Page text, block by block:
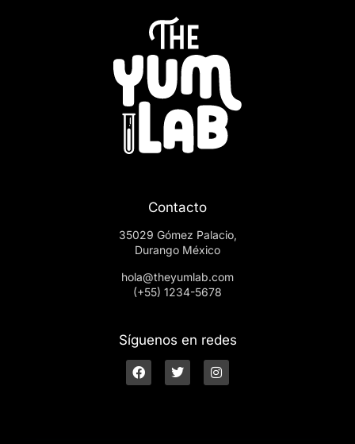
Contacto
35029 Gómez Palacio,
Durango México
hola@theyumlab.com
(+55) 1234-5678
Síguenos en redes